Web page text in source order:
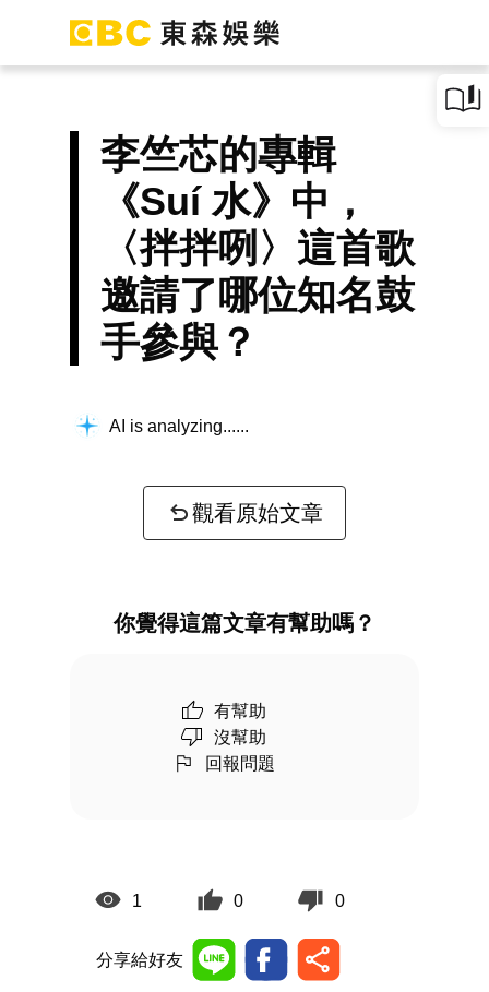
李竺芯的專輯
《Suí 水》中，
〈拌拌咧〉這首歌
邀請了哪位知名鼓
手參與？
AI is analyzing...
觀看原始文章
你覺得這篇文章有幫助嗎？
有幫助
沒幫助
回報問題
1 0 0
分享給好友